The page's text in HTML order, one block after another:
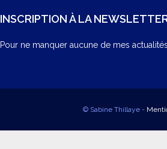
INSCRIPTION À LA
Pour ne manquer aucune de mes
© Sabine Thillaye -